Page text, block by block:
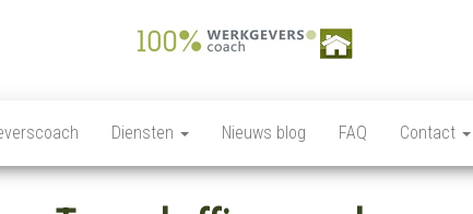
Werkgeverscoach,
Payroll –
Ziekteverzuim wet en
regelgeving,
Personeelsverzekeringen,
loonkostensubsidies,
Diensten Nieuws blog FAQ Contact